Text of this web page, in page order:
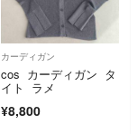
カーディガン
cos カーディガン タ
イト ラメ
¥8,800